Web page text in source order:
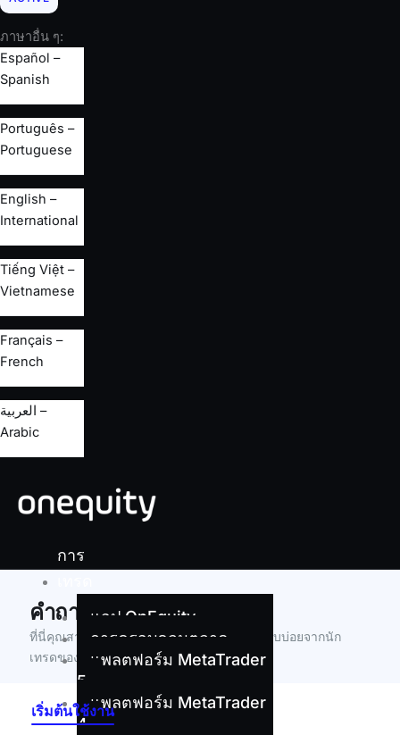
ภาษาอื่น ๆ:
Español –
Spanish
Português –
Portuguese
English –
International
Tiếng Việt –
Vietnamese
Français –
French
العربية –
Arabic
การ
แอป OnEquity
การครอบคลุมตลาด
แพลตฟอร์ม MetaTrader
5
แพลตฟอร์ม MetaTrader
4
คำถามที่พบบ่อย (FAQ)
ที่นี่คุณสามารถค้นหาคำตอบสำหรับคำถามที่พบบ่อยจากนัก
เทรดของเรา
เริ่มต้นใช้งาน